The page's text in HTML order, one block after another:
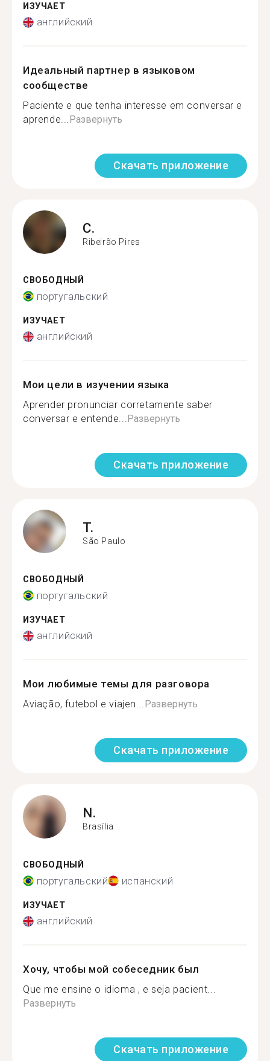
ИЗУЧАЕТ
английский
Идеальный партнер в языковом
сообществе
Paciente e que tenha interesse em conversar e
aprende...Развернуть
Скачать приложение
C.
Ribeirão Pires
СВОБОДНЫЙ
португальский
ИЗУЧАЕТ
английский
Мои цели в изучении языка
Aprender pronunciar corretamente saber
conversar e entende...Развернуть
Скачать приложение
T.
São Paulo
СВОБОДНЫЙ
португальский
ИЗУЧАЕТ
английский
Мои любимые темы для разговора
Aviação, futebol e viajen...Развернуть
Скачать приложение
N.
Brasília
СВОБОДНЫЙ
португальский испанский
ИЗУЧАЕТ
английский
Хочу, чтобы мой собеседник был
Que me ensine o idioma , e seja pacient...
Развернуть
Скачать приложение